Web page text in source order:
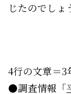
じたのでしょ
4行の文章＝3
●調査情報「